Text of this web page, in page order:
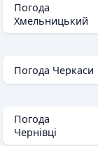
Погода
Хмельницький
Погода Черкаси
Погода
Чернівці